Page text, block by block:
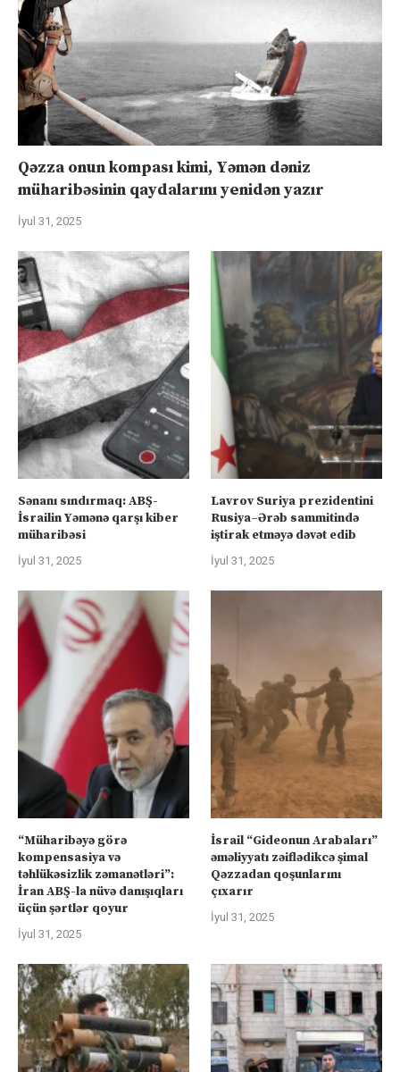
Qəzza onun kompası kimi, Yəmən dəniz
müharibəsinin qaydalarını yenidən yazır
İyul 31, 2025
Sənanı sındırmaq: ABŞ-
İsrailin Yəmənə qarşı kiber
müharibəsi
İyul 31, 2025
Lavrov Suriya prezidentini
Rusiya–Ərəb sammitində
iştirak etməyə dəvət edib
İyul 31, 2025
“Müharibəyə görə
kompensasiya və
təhlükəsizlik zəmanətləri”:
İran ABŞ-la nüvə danışıqları
üçün şərtlər qoyur
İyul 31, 2025
İsrail “Gideonun Arabaları”
əməliyyatı zəiflədikcə şimal
Qəzzadan qoşunlarını
çıxarır
İyul 31, 2025